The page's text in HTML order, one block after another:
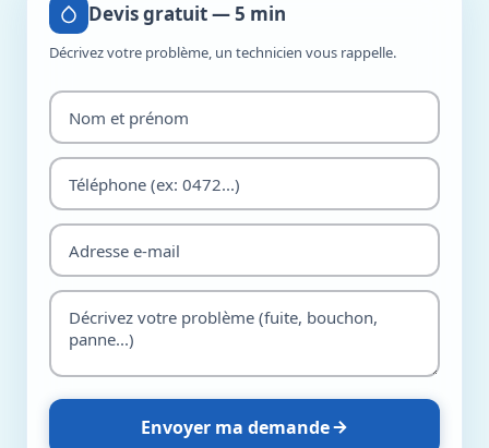
Devis gratuit — 5 min
Décrivez votre problème, un technicien vous rappelle.
Envoyer ma demande